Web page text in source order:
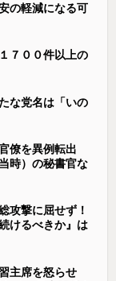
の軽減になる可
７００件以上の
な党名は「いの
官僚を異例転出
時）の秘書官な
攻撃に屈せず！
けるべきか』は
主席を怒らせ